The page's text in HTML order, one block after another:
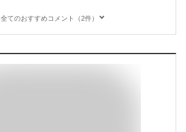
全てのおすすめコメント（2件）